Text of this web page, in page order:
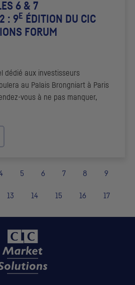
6 & 7
: 9E ÉDITION DU CIC
FORUM
dédié aux investisseurs
au Palais Brongniart à Paris
vous à ne pas manquer,
5 6 7 8 9
13 14 15 16 17